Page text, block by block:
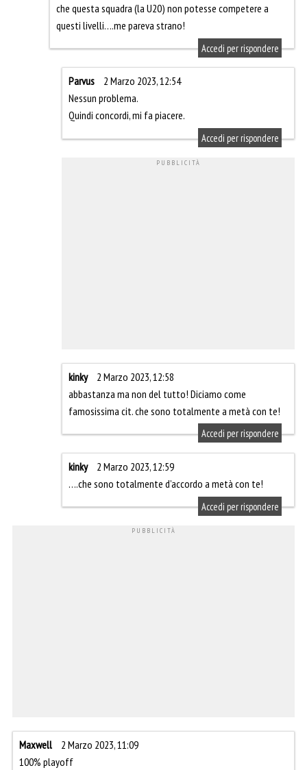
che questa squadra (la U20) non potesse competere a
questi livelli….me pareva strano!
Accedi per rispondere
Parvus
2 Marzo 2023, 12:54
Nessun problema.
Quindi concordi, mi fa piacere.
Accedi per rispondere
kinky
2 Marzo 2023, 12:58
abbastanza ma non del tutto! Diciamo come
famosissima cit. che sono totalmente a metà con te!
Accedi per rispondere
kinky
2 Marzo 2023, 12:59
….che sono totalmente d’accordo a metà con te!
Accedi per rispondere
Maxwell
2 Marzo 2023, 11:09
100% playoff